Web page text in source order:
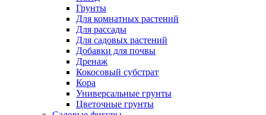
Грунты
Для комнатных растений
Для рассады
Для садовых растений
Добавки для почвы
Дренаж
Кокосовый субстрат
Кора
Универсальные грунты
Цветочные грунты